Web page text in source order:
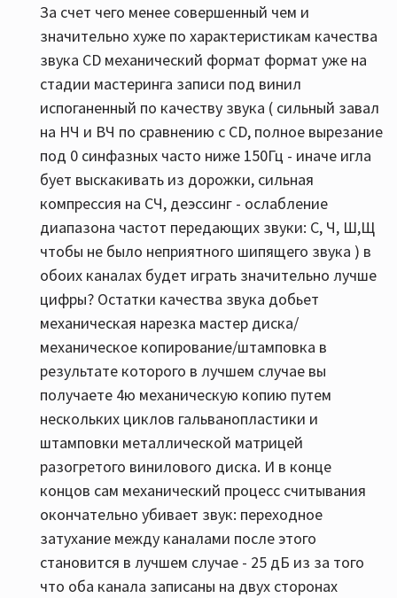
За счет чего менее совершенный чем и
значительно хуже по характеристикам качества
звука CD механический формат формат уже на
стадии мастеринга записи под винил
испоганенный по качеству звука ( сильный завал
на НЧ и ВЧ по сравнению с CD, полное вырезание
под 0 синфазных часто ниже 150Гц - иначе игла
бует выскакивать из дорожки, сильная
компрессия на СЧ, деэссинг - ослабление
диапазона частот передающих звуки: С, Ч, Ш,Щ
чтобы не было неприятного шипящего звука ) в
обоих каналах будет играть значительно лучше
цифры? Остатки качества звука добьет
механическая нарезка мастер диска/
механическое копирование/штамповка в
результате которого в лучшем случае вы
получаете 4ю механическую копию путем
нескольких циклов гальванопластики и
штамповки металлической матрицей
разогретого винилового диска. И в конце
концов сам механический процесс считывания
окончательно убивает звук: переходное
затухание между каналами после этого
становится в лучшем случае - 25 дБ из за того
что оба канала записаны на двух сторонах